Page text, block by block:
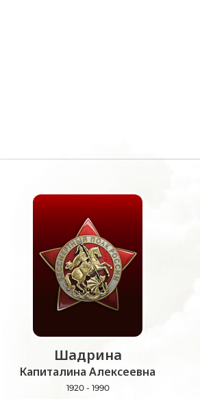
Шадрина
Капиталина Алексеевна
1920 - 1990